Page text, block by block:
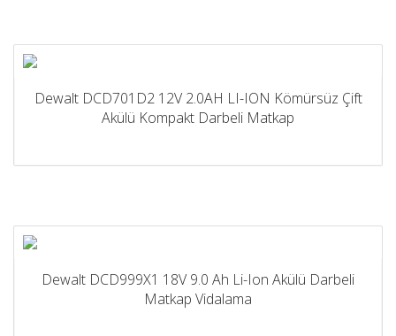
Dewalt DCD701D2 12V 2.0AH LI-ION Kömürsüz Çift
Akülü Kompakt Darbeli Matkap
Dewalt DCD999X1 18V 9.0 Ah Li-Ion Akülü Darbeli
Matkap Vidalama